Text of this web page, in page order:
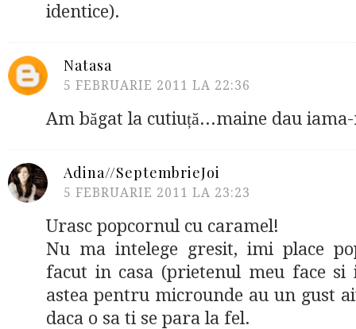
identice).
Natasa
5 FEBRUARIE 2011 LA 22:36
Am băgat la cutiuță...maine dau
Adina//SeptembrieJoi
5 FEBRUARIE 2011 LA 23:23
Urasc popcornul cu caramel!
Nu ma intelege gresit, imi place
facut in casa (prietenul meu face si
astea pentru microunde au un gust
daca o sa ti se para la fel.